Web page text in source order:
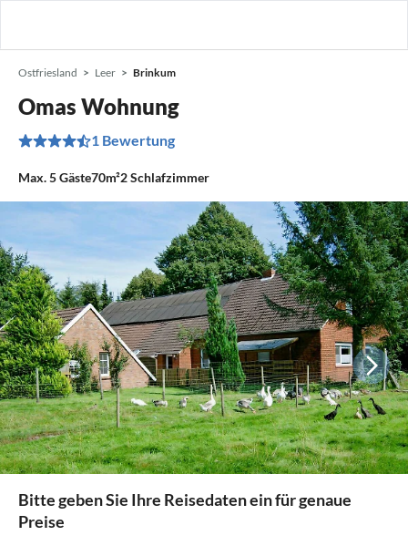
Ostfriesland Leer Brinkum
Omas Wohnung
1 Bewertung
Max.5Gäste70m²2Schlafzimmer
Bitte geben Sie Ihre Reisedaten ein für genaue
Preise